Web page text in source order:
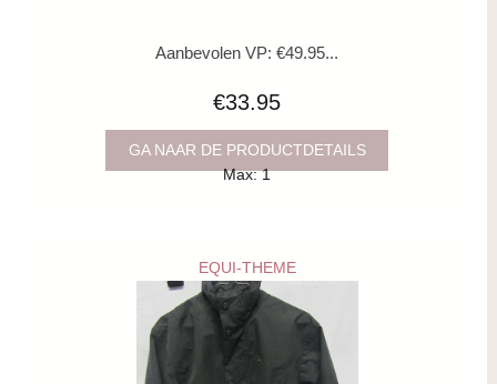
Aanbevolen VP: €49.95...
€33.95
GA NAAR DE PRODUCTDETAILS
Max: 1
EQUI-THEME